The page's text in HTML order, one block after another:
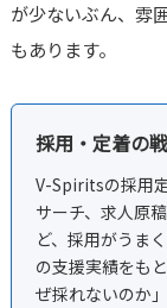
が少ないぶん、雰
もあります。
採用・定着の
V-Spiritsの採用
サーチ、求人原
ど、採用がうま
の支援実績をも
ぜ採れないのか